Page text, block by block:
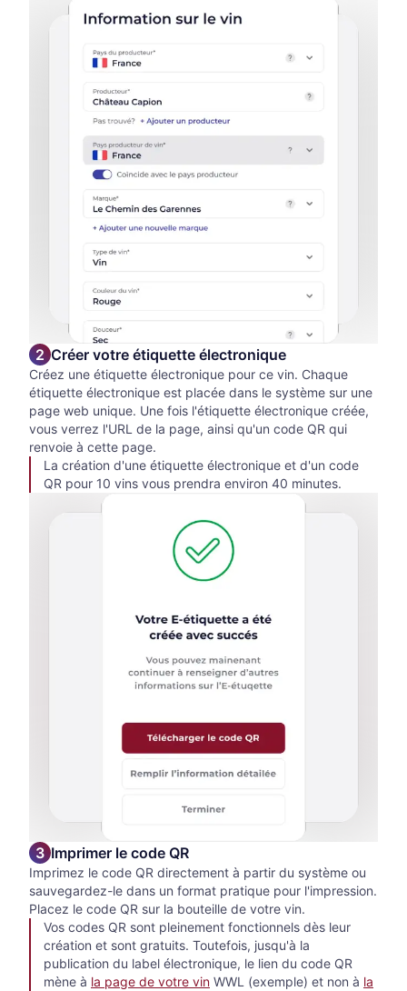
Créer votre étiquette électronique
Créez une étiquette électronique pour ce vin. Chaque
étiquette électronique est placée dans le système sur une
page web unique. Une fois l'étiquette électronique créée,
vous verrez l'URL de la page, ainsi qu'un code QR qui
renvoie à cette page.
La création d'une étiquette électronique et d'un code
QR pour 10 vins vous prendra environ 40 minutes.
Imprimer le code QR
Imprimez le code QR directement à partir du système ou
sauvegardez-le dans un format pratique pour l'impression.
Placez le code QR sur la bouteille de votre vin.
Vos codes QR sont pleinement fonctionnels dès leur
création et sont gratuits. Toutefois, jusqu'à la
publication du label électronique, le lien du code QR
mène à la page de votre vin WWL (exemple) et non à la